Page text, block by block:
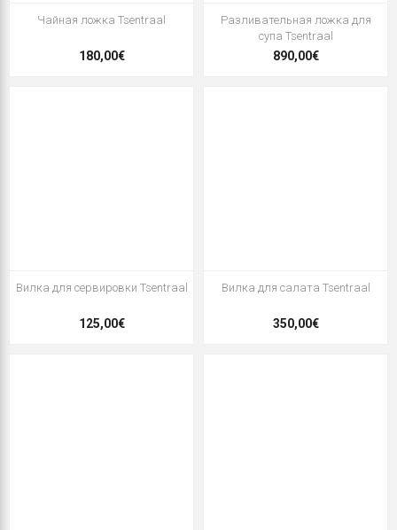
Чайная ложка Tsentraal
180,00€
Разливательная ложка для
супа Tsentraal
890,00€
Вилка для сервировки Tsentraal
125,00€
Вилка для салата Tsentraal
350,00€